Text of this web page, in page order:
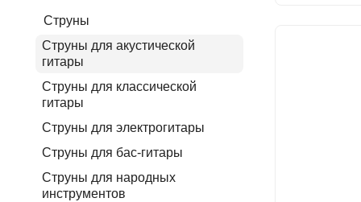
Струны
Струны для акустической
гитары
Струны для классической
гитары
Струны для электрогитары
Струны для бас-гитары
Струны для народных
инструментов